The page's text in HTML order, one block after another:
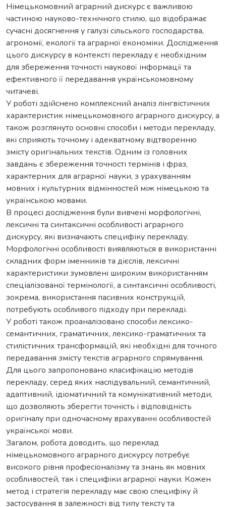
Німецькомовний аграрний дискурс є важливою
частиною науково-технічного стилю, що відображає
сучасні досягнення у галузі сільського господарства,
агрономії, екології та аграрної економіки. Дослідження
цього дискурсу в контексті перекладу є необхідним
для збереження точності наукової інформації та
ефективного її передавання українськомовному
читачеві.
У роботі здійснено комплексний аналіз лінгвістичних
характеристик німецькомовного аграрного дискурсу, а
також розглянуто основні способи і методи перекладу,
які сприяють точному і адекватному відтворенню
змісту оригінальних текстів. Одним із головних
завдань є збереження точності термінів і фраз,
характерних для аграрної науки, з урахуванням
мовних і культурних відмінностей між німецькою та
українською мовами.
В процесі дослідження були вивчені морфологічні,
лексичні та синтаксичні особливості аграрного
дискурсу, які визначають специфіку перекладу.
Морфологічні особливості виявляються в використанні
складних форм іменників та дієслів, лексичні
характеристики зумовлені широким використанням
спеціалізованої термінології, а синтаксичні особливості,
зокрема, використання пасивних конструкцій,
потребують особливого підходу при перекладі.
У роботі також проаналізовано способи лексико-
семантичних, граматичних, лексико-граматичних та
стилістичних трансформацій, які необхідні для точного
передавання змісту текстів аграрного спрямування.
Для цього запропоновано класифікацію методів
перекладу, серед яких наслідувальний, семантичний,
адаптивний, ідіоматичний та комунікативний методи,
що дозволяють зберегти точність і відповідність
оригіналу при одночасному врахуванні особливостей
української мови.
Загалом, робота доводить, що переклад
німецькомовного аграрного дискурсу потребує
високого рівня професіоналізму та знань як мовних
особливостей, так і специфіки аграрної науки. Кожен
метод і стратегія перекладу має свою специфіку й
застосування в залежності від типу тексту та